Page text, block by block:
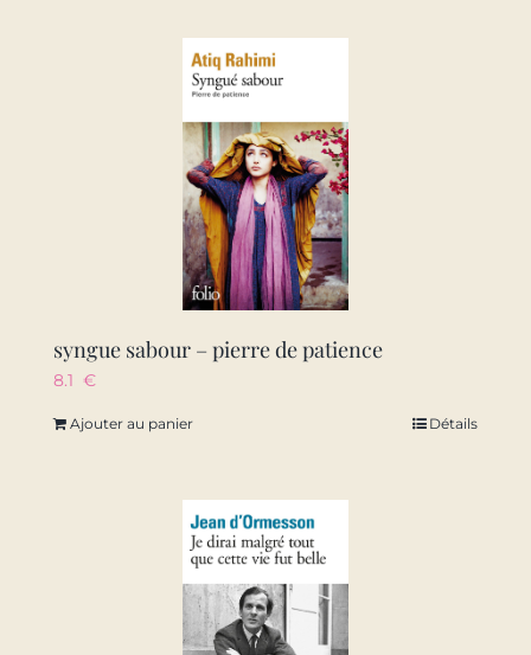
syngue sabour – pierre de patience
8.1 €
Ajouter au panier Détails